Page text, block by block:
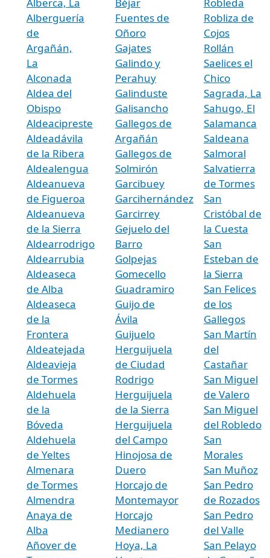
Alberguería
de
Argañán,
La
Alconada
Aldea del
Obispo
Aldeacipreste
Aldeadávila
de la Ribera
Aldealengua
Aldeanueva
de Figueroa
Aldeanueva
de la Sierra
Aldearrodrigo
Aldearrubia
Aldeaseca
de Alba
Aldeaseca
de la
Frontera
Aldeatejada
Aldeavieja
de Tormes
Aldehuela
de la
Bóveda
Aldehuela
de Yeltes
Almenara
de Tormes
Almendra
Anaya de
Alba
Añover de
Fuentes de
Oñoro
Gajates
Galindo y
Perahuy
Galinduste
Galisancho
Gallegos de
Argañán
Gallegos de
Solmirón
Garcibuey
Garcihernández
Garcirrey
Gejuelo del
Barro
Golpejas
Gomecello
Guadramiro
Guijo de
Ávila
Guijuelo
Herguijuela
de Ciudad
Rodrigo
Herguijuela
de la Sierra
Herguijuela
del Campo
Hinojosa de
Duero
Horcajo de
Montemayor
Horcajo
Medianero
Hoya, La
Robliza de
Cojos
Rollán
Saelices el
Chico
Sagrada, La
Sahugo, El
Salamanca
Saldeana
Salmoral
Salvatierra
de Tormes
San
Cristóbal de
la Cuesta
San
Esteban de
la Sierra
San Felices
de los
Gallegos
San Martín
del
Castañar
San Miguel
de Valero
San Miguel
del Robledo
San
Morales
San Muñoz
San Pedro
de Rozados
San Pedro
del Valle
San Pelayo